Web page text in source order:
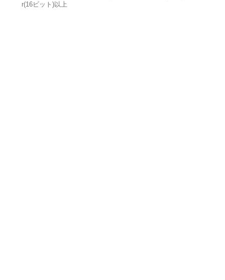
r(16ビット)以上